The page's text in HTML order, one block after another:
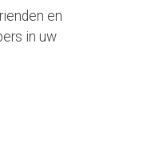
en
in uw